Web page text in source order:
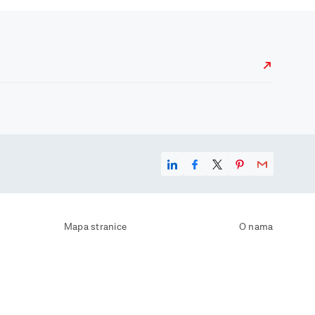
Mapa stranice
O nama